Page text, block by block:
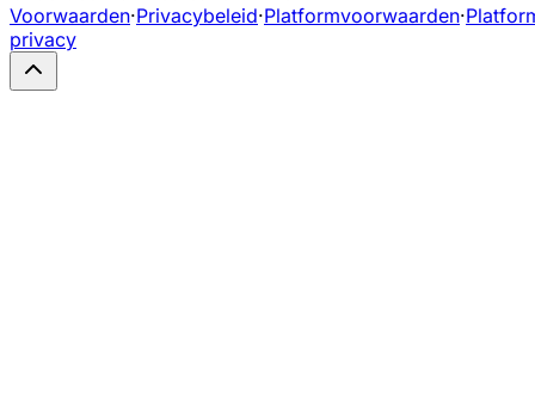
Voorwaarden·Privacybeleid·Platformvoorwaarden·
privacy